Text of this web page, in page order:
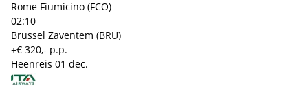
Rome Fiumicino (FCO)
02:10
Brussel Zaventem (BRU)
+€ 320,- p.p.
Heenreis 01 dec.